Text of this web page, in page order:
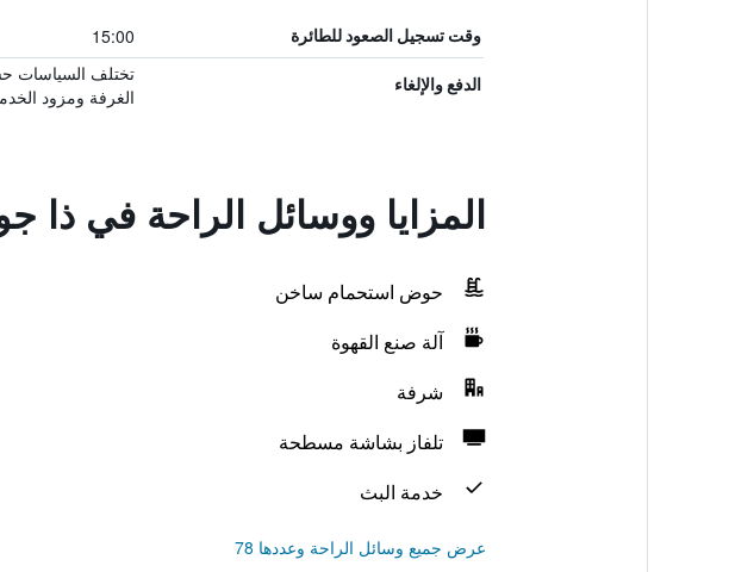
وقت تسجيل الصعود للطائرة 15:00
الدفع والإلغاء
تختلف السياسات
الغرفة ومزود
المزايا ووسائل الراحة في ذا
حوض استحمام ساخن
آلة صنع القهوة
شرفة
تلفاز بشاشة مسطحة
خدمة البث
عرض جميع وسائل الراحة وعددها 78